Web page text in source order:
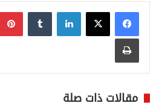
لينكدإن
طباعة
مقالات ذات صلة